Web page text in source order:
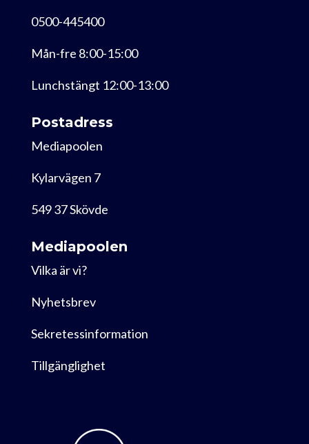
0500-445400
Mån-fre 8:00-15:00
Lunchstängt 12:00-13:00
Postadress
Mediapoolen
Kylarvägen 7
549 37 Skövde
Mediapoolen
Vilka är vi?
Nyhetsbrev
Sekretessinformation
Tillgänglighet